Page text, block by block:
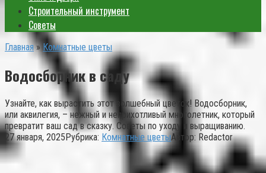
Строительный инструмент
Советы
Главная » Комнатные цветы
Водосборник в саду
Узнайте, как вырастить этот волшебный цветок! Водосборник,
или аквилегия, – нежный и неприхотливый многолетник, который
превратит ваш сад в сказку. Советы по уходу и выращиванию.
27 января, 2025Рубрика: Комнатные цветыАвтор: Redactor